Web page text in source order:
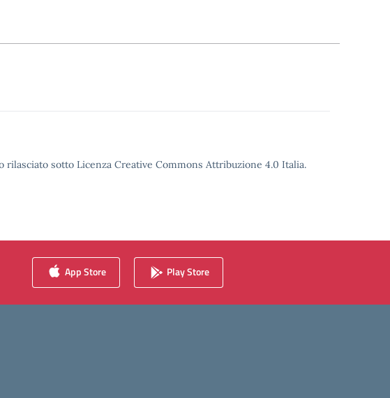
sotto Licenza Creative Commons Attribuzione 4.0 Italia.
App Store Play Store